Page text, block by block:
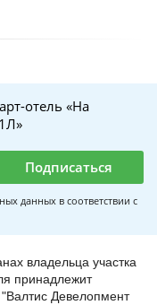
отель «На
Подписаться
данных в соответствии с
владельца участка
принадлежит
Девелопмент